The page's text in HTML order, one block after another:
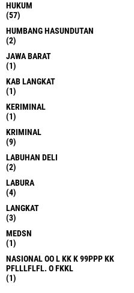
HUKUM
(57)
HUMBANG HASUNDUTAN
(2)
JAWA BARAT
(1)
KAB LANGKAT
(1)
KERIMINAL
(1)
KRIMINAL
(9)
LABUHAN DELI
(2)
LABURA
(4)
LANGKAT
(3)
MEDSN
(1)
NASIONAL OO L KK K 99PPP KK
PFLLLFLFL. O FKKL
(1)